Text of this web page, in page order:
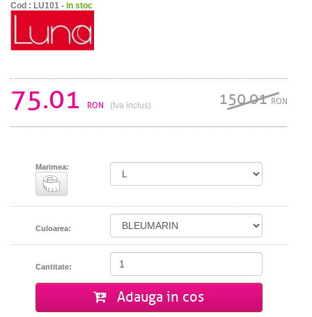
Cod : LU101 - in stoc
75.01 RON (tva inclus) 150.01RON
Marimea:
Culoarea:
Cantitate:
Adauga in cos